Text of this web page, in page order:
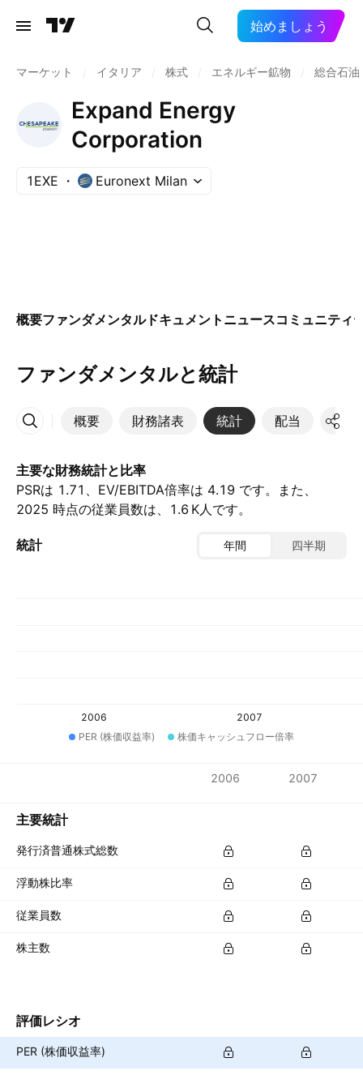
始めましょう
マーケット イタリア 株式 エネルギー鉱物 総合石油
Expand Energy
Corporation
1EXE Euronext Milan
概要ファンダメンタルドキュメント ニュースコミュニティ
ファンダメンタルと統計
概要 財務諸表 統計 配当 決算
その他
主要な財務統計と比率
PSRは 1.71、EV/EBITDA倍率は 4.19 です。また、
2025 時点の従業員数は、‪1.6 K‬人です。
統計 年間 四半期
2006
2007
PER (株価収益率)
株価キャッシュフロー倍率
2006 2007
主要統計
発行済普通株式総数
浮動株比率
従業員数
株主数
評価レシオ
PER (株価収益率)